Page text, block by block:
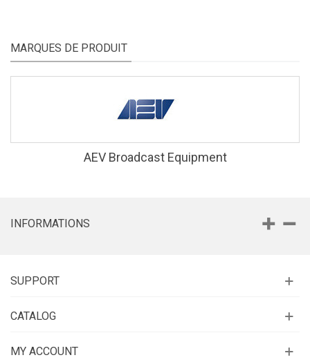
MARQUES DE PRODUIT
AEV Broadcast Equipment
INFORMATIONS
SUPPORT
CATALOG
MY ACCOUNT